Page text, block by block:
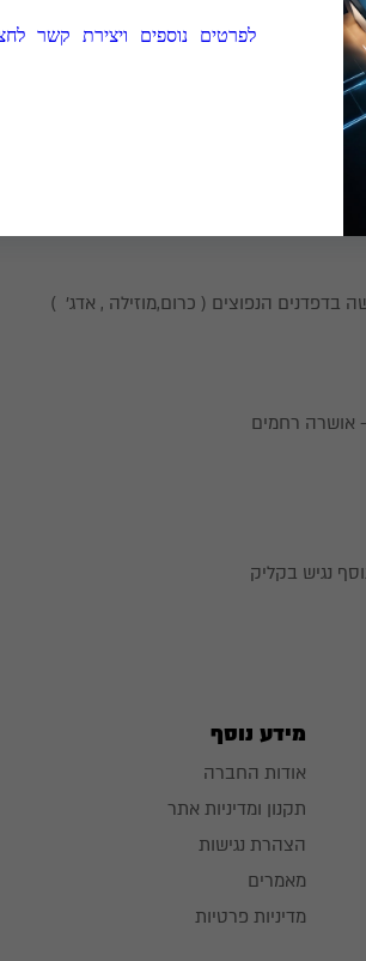
לגלישה או מנעה אותה לחלוטין, נשמח
- אושרה רחמים
מידע נוסף
אודות החברה
תקנון ומדיניות אתר
הצהרת נגישות
מאמרים
מדיניות פרטיות
לפרטים נוספים ויצירת קשר